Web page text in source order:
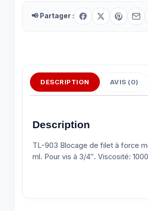
📢 Partager :
DESCRIPTION AVIS (0)
Description
TL-903 Blocage de filet à force
ml. Pour vis à 3/4″. Viscosité: